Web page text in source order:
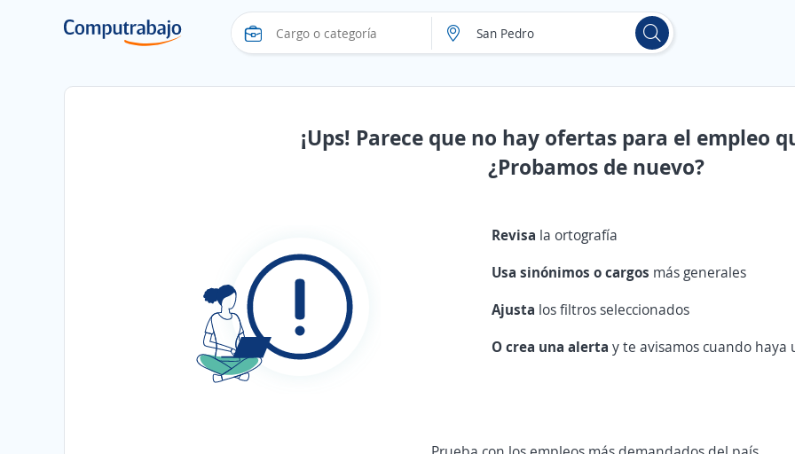
¡Ups! Parece que no hay ofertas para el empleo
¿Probamos de nuevo?
Revisa la ortografía
Usa sinónimos o cargos más generales
Ajusta los filtros seleccionados
O crea una alertay te avisamos cuando